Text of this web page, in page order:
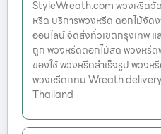
StyleWreath.com พวงหรีดวัด
หรีด บริการพวงหรีด ดอกไม้จัด
ออนไลน์ จัดส่งทั่วเขตกรุงเทพ
ถูก พวงหรีดดอกไม้สด พวงหรี
ของใช้ พวงหรีดสำเร็จรูป พวง
พวงหรีดกทม Wreath
Thailand